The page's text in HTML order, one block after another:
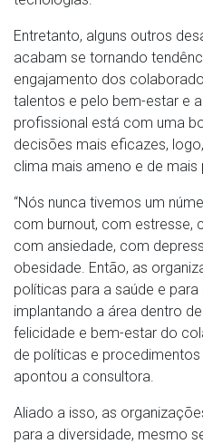
Entretanto, alguns outros
acabam se tornando
engajamento dos
talentos e pelo bem-estar e
profissional está com uma
decisões mais eficazes,
clima mais ameno e de mais
“Nós nunca tivemos um
com burnout, com estresse,
com ansiedade, com
obesidade. Então, as
políticas para a saúde e
implantando a área dentro
felicidade e bem-estar do
de políticas e procedimentos
apontou a consultora.
Aliado a isso, as
para a diversidade, mesmo